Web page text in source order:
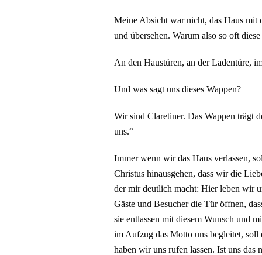
Meine Absicht war nicht, das Haus mit
und übersehen. Warum also so oft
An den Haustüren, an der Ladentüre,
Und was sagt uns dieses Wappen?
Wir sind Claretiner. Das Wappen trägt
uns.“
Immer wenn wir das Haus verlassen,
Christus hinausgehen, dass wir die
der mir deutlich macht: Hier leben wir
Gäste und Besucher die Tür öffnen,
sie entlassen mit diesem Wunsch und
im Aufzug das Motto uns begleitet, soll
haben wir uns rufen lassen. Ist uns das